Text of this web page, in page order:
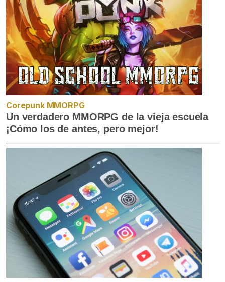
Corepunk MMORPG
Un verdadero MMORPG de la vieja escuela
¡Cómo los de antes, pero mejor!